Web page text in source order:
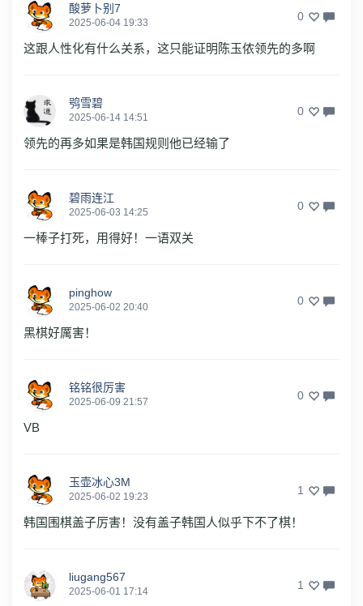
酸萝卜别7
2025-06-04 19:33 0
这跟人性化有什么关系，这只能证明陈玉侬领先的多啊
鸮雪碧
2025-06-14 14:51 0
领先的再多如果是韩国规则他已经输了
碧雨连江
2025-06-03 14:25 0
一棒子打死，用得好！一语双关
pinghow
2025-06-02 20:40 0
黑棋好厲害！
铭铭很厉害
2025-06-09 21:57 0
VB
玉壶冰心3M
2025-06-02 19:23 1
韩国围棋盖子厉害！没有盖子韩国人似乎下不了棋！
liugang567
2025-06-01 17:14 1